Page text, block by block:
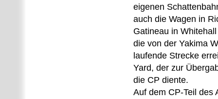
eigenen
auch die Wagen in
Gatineau in
die von der Yakima
laufende Strecke
Yard, der zur
die CP diente.
Auf dem CP-Teil des